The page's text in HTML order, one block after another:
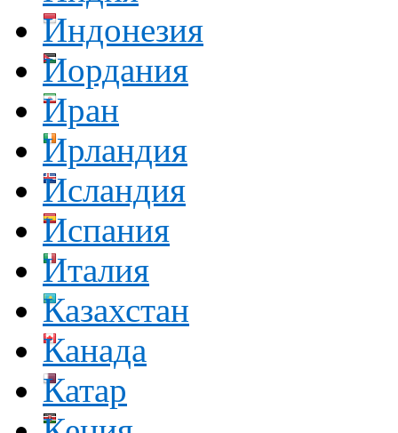
Индонезия
Иордания
Иран
Ирландия
Исландия
Испания
Италия
Казахстан
Канада
Катар